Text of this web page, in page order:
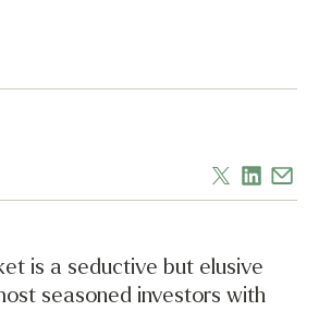
is a seductive but elusive
seasoned investors with